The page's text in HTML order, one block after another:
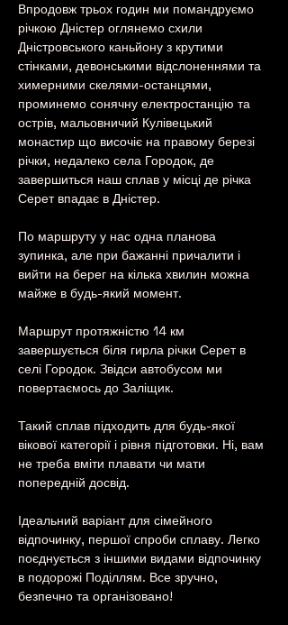
Впродовж трьох годин ми помандруємо
річкою Дністер оглянемо схили
Дністровського каньйону з крутими
стінками, девонськими відслоненнями та
химерними скелями-останцями,
проминемо сонячну електростанцію та
острів, мальовничий Кулівецький
монастир що височіє на правому березі
річки, недалеко села Городок, де
завершиться наш сплав у місці де річка
Серет впадає в Дністер.
По маршруту у нас одна планова
зупинка, але при бажанні причалити і
вийти на берег на кілька хвилин можна
майже в будь-який момент.
Маршрут протяжністю 14 км
завершується біля гирла річки Серет в
селі Городок. Звідси автобусом ми
повертаємось до Заліщик.
Такий сплав підходить для будь-якої
вікової категорії і рівня підготовки. Ні, вам
не треба вміти плавати чи мати
попередній досвід.
Ідеальний варіант для сімейного
відпочинку, першої спроби сплаву. Легко
поєднується з іншими видами відпочинку
в подорожі Поділлям. Все зручно,
безпечно та організовано!